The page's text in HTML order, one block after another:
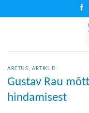
to
ARETUS , ARTIKLID
Gustav Rau
hindamisest